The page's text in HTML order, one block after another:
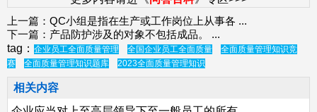
上一篇： QC小组是指在生产或工作岗位上从事各 ...
下一篇： 产品防护涉及的对象不包括成品。
...
tag： 企业员工全面质量管理 全国企业员工全面质量
全面质量管理知识竞
赛
全面质量管理知识题库 2023全面质量管理知识
相关内容